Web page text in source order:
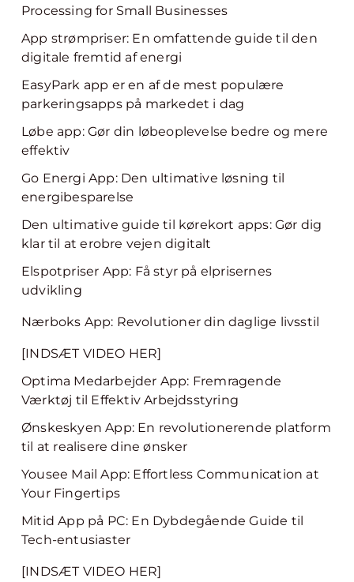
Processing for Small Businesses
App strømpriser: En omfattende guide til den
digitale fremtid af energi
EasyPark app er en af de mest populære
parkeringsapps på markedet i dag
Løbe app: Gør din løbeoplevelse bedre og mere
effektiv
Go Energi App: Den ultimative løsning til
energibesparelse
Den ultimative guide til kørekort apps: Gør dig
klar til at erobre vejen digitalt
Elspotpriser App: Få styr på elprisernes
udvikling
Nærboks App: Revolutioner din daglige livsstil
[INDSÆT VIDEO HER]
Optima Medarbejder App: Fremragende
Værktøj til Effektiv Arbejdsstyring
Ønskeskyen App: En revolutionerende platform
til at realisere dine ønsker
Yousee Mail App: Effortless Communication at
Your Fingertips
Mitid App på PC: En Dybdegående Guide til
Tech-entusiaster
[INDSÆT VIDEO HER]